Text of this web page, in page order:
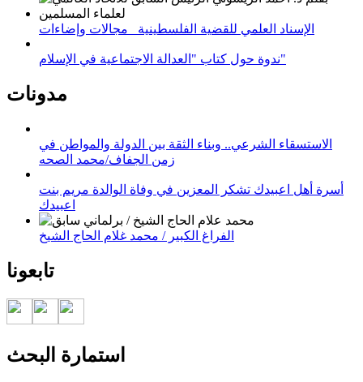
الإسناد العلمي للقضية الفلسطينية_ مجالات وإضاءات
ندوة حول كتاب "العدالة الاجتماعية في الإسلام"
مدونات
الاستسقاء الشرعي.. وبناء الثقة بين الدولة والمواطن في
زمن الجفاف/محمد الصحه
أسرة أهل اعبيدك تشكر المعزين في وفاة الوالدة مريم بنت
اعبيدك
الفراغ الكبير / محمد غلام الحاج الشيخ
تابعونا
استمارة البحث